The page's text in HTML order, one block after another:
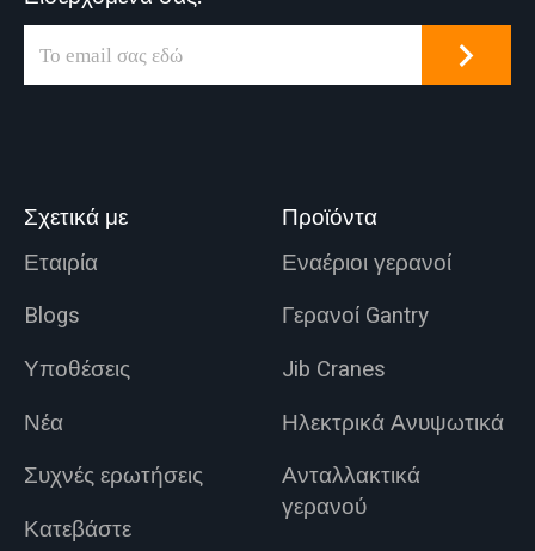
Σχετικά με
Εταιρία
Blogs
Υποθέσεις
Νέα
Συχνές ερωτήσεις
Κατεβάστε
Προϊόντα
Εναέριοι γερανοί
Γερανοί Gantry
Jib Cranes
Ηλεκτρικά Ανυψωτικά
Ανταλλακτικά
γερανού